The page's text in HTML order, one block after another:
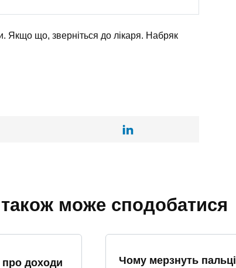
Якщо що, зверніться до лікаря. Набряк
може сподобатися
про доходи Чому мерзнуть пальці